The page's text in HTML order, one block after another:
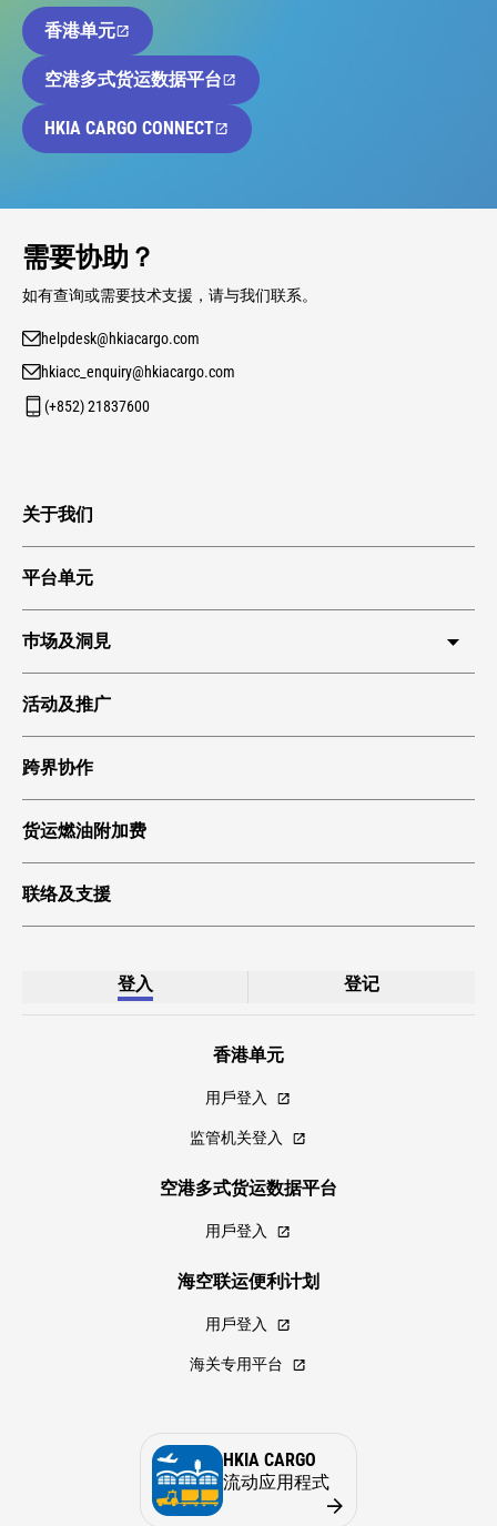
香港单元
空港多式货运数据平台
HKIA CARGO CONNECT
需要协助？
如有查询或需要技术支援，请与我们联系。
helpdesk@hkiacargo.com
hkiacc_enquiry@hkiacargo.com
(+852) 21837600
关于我们
平台单元
巿场及洞見
活动及推广
跨界协作
货运燃油附加费
联络及支援
登入 登记
香港单元
用戶登入
监管机关登入
空港多式货运数据平台
用戶登入
海空联运便利计划
用戶登入
海关专用平台
HKIA CARGO
流动应用程式